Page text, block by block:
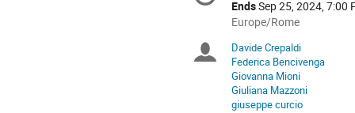
EndsSep 25, 2024, 7:00
All
are
in
Europe/Rome
Europe/Rome
Chairpersons
Davide Crepaldi
Federica Bencivenga
Giovanna Mioni
Giuliana Mazzoni
giuseppe curcio